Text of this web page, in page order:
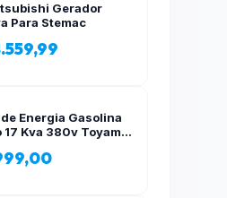
Gerador
Para Stemac
Energia Gasolina
Kva 380v Toyama